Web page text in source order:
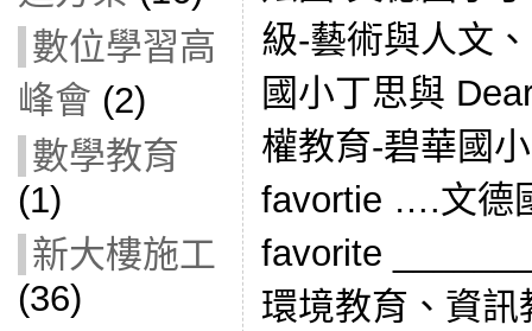
數位學習高
峰會 (2)
數學教育
(1)
新大樓施工
(36)
級-藝術與人文
國小丁思與
權教育-碧華國
favortie ….文德
favorite
環境教育、資